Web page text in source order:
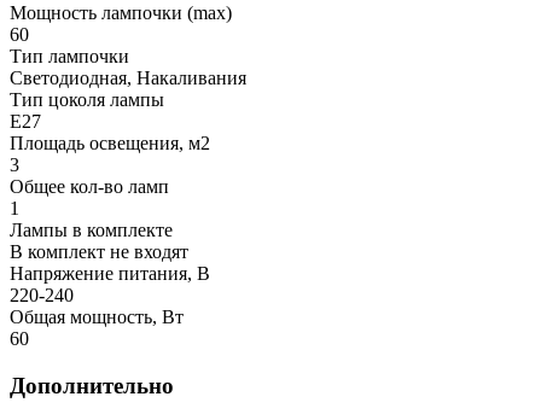
Мощность лампочки (max)
60
Тип лампочки
Светодиодная, Накаливания
Тип цоколя лампы
E27
Площадь освещения, м2
3
Общее кол-во ламп
1
Лампы в комплекте
В комплект не входят
Напряжение питания, В
220-240
Общая мощность, Вт
60
Дополнительно